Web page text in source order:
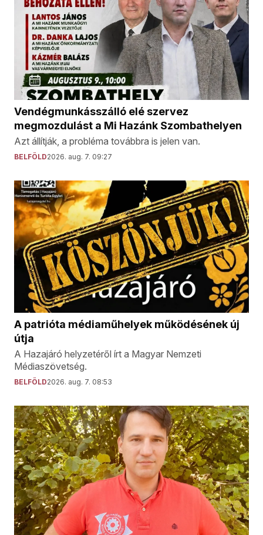
Vendégmunkásszálló elé szervez
megmozdulást a Mi Hazánk Szombathelyen
Azt állítják, a probléma továbbra is jelen van.
BELFÖLD2026. aug. 7. 09:27
A patrióta médiaműhelyek működésének új
útja
A Hazajáró helyzetéről írt a Magyar Nemzeti
Médiaszövetség.
BELFÖLD2026. aug. 7. 08:53